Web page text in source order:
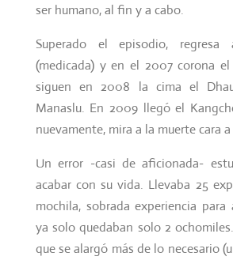
ser humano, al fin y a cabo.
Superado el episodio,
(medicada) y en el 2007 corona el
siguen en 2008 la cima el
Manaslu. En 2009 llegó el
nuevamente, mira a la muerte cara a
Un error -casi de aficionada-
acabar con su vida. Llevaba 25
mochila, sobrada experiencia
ya solo quedaban solo 2
que se alargó más de lo necesario